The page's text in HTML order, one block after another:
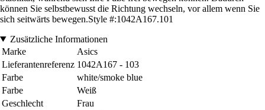
können Sie selbstbewusst die Richtung wechseln, vor allem wenn Sie
sich seitwärts bewegen.Style #:1042A167.101
Zusätzliche Informationen
Marke
Asics
Lieferantenreferenz 1042A167 - 103
Farbe
white/smoke blue
Farbe
Weiß
Geschlecht
Frau